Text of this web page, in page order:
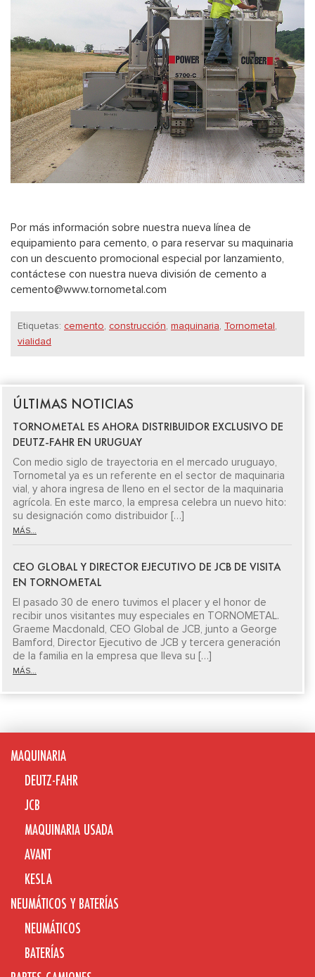
Por más información sobre nuestra nueva línea de
equipamiento para cemento, o para reservar su maquinaria
con un descuento promocional especial por lanzamiento,
contáctese con nuestra nueva división de cemento a
cemento@www.tornometal.com
Etiquetas: cemento, construcción, maquinaria, Tornometal,
vialidad
ÚLTIMAS NOTICIAS
TORNOMETAL ES AHORA DISTRIBUIDOR EXCLUSIVO DE
DEUTZ-FAHR EN URUGUAY
Con medio siglo de trayectoria en el mercado uruguayo,
Tornometal ya es un referente en el sector de maquinaria
vial, y ahora ingresa de lleno en el sector de la maquinaria
agrícola. En este marco, la empresa celebra un nuevo hito:
su designación como distribuidor […]
MÁS...
CEO GLOBAL Y DIRECTOR EJECUTIVO DE JCB DE VISITA
EN TORNOMETAL
El pasado 30 de enero tuvimos el placer y el honor de
recibir unos visitantes muy especiales en TORNOMETAL.
Graeme Macdonald, CEO Global de JCB, junto a George
Bamford, Director Ejecutivo de JCB y tercera generación
de la familia en la empresa que lleva su […]
MÁS...
MAQUINARIA
DEUTZ-FAHR
JCB
MAQUINARIA USADA
AVANT
KESLA
NEUMÁTICOS Y BATERÍAS
NEUMÁTICOS
BATERÍAS